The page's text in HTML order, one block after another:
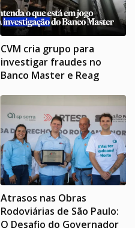
CVM cria grupo para
investigar fraudes no
Banco Master e Reag
Atrasos nas Obras
Rodoviárias de São Paulo:
O Desafio do Governador